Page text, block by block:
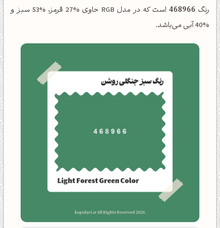
رنگ 468966
است که در مدل RGB حاوی %27 قرمز، %53 سبز و
%40 آبی می‌باشد.